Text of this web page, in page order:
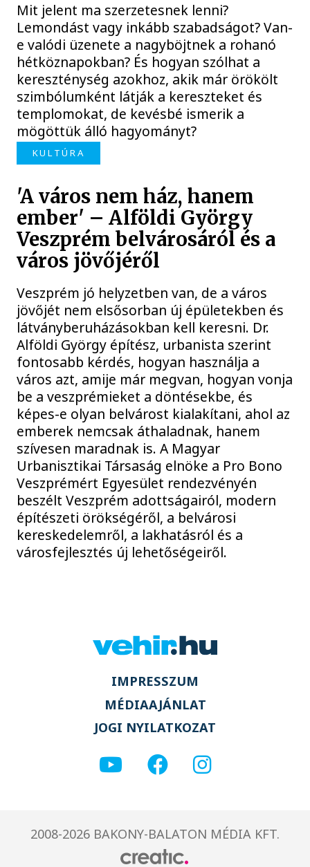
Mit jelent ma szerzetesnek lenni?
Lemondást vagy inkább szabadságot? Van-
e valódi üzenete a nagyböjtnek a rohanó
hétköznapokban? És hogyan szólhat a
kereszténység azokhoz, akik már örökölt
szimbólumként látják a kereszteket és
templomokat, de kevésbé ismerik a
mögöttük álló hagyományt?
KULTÚRA
'A város nem ház, hanem
ember' – Alföldi György
Veszprém belvárosáról és a
város jövőjéről
Veszprém jó helyzetben van, de a város
jövőjét nem elsősorban új épületekben és
látványberuházásokban kell keresni. Dr.
Alföldi György építész, urbanista szerint
fontosabb kérdés, hogyan használja a
város azt, amije már megvan, hogyan vonja
be a veszprémieket a döntésekbe, és
képes-e olyan belvárost kialakítani, ahol az
emberek nemcsak áthaladnak, hanem
szívesen maradnak is. A Magyar
Urbanisztikai Társaság elnöke a Pro Bono
Veszprémért Egyesület rendezvényén
beszélt Veszprém adottságairól, modern
építészeti örökségéről, a belvárosi
kereskedelemről, a lakhatásról és a
városfejlesztés új lehetőségeiről.
IMPRESSZUM
MÉDIAAJÁNLAT
JOGI NYILATKOZAT
2008-2026 BAKONY-BALATON MÉDIA KFT.